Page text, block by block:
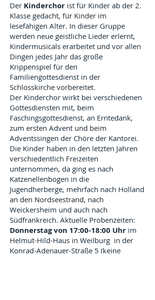
Der Kinderchor ist für Kinder ab der 2.
Klasse gedacht, für Kinder im
lesefähigen Alter. In dieser Gruppe
werden neue geistliche Lieder erlernt,
Kindermusicals erarbeitet und vor allen
Dingen jedes Jahr das große
Krippenspiel für den
Familiengottesdienst in der
Schlosskirche vorbereitet.
Der Kinderchor wirkt bei verschiedenen
Gottesdiensten mit, beim
Faschingsgottesdienst, an Erntedank,
zum ersten Advent und beim
Adventssingen der Chöre der Kantorei.
Die Kinder haben in den letzten Jahren
verschiedentlich Freizeiten
unternommen, da ging es nach
Katzenellenbogen in die
Jugendherberge, mehrfach nach Holland
an den Nordseestrand, nach
Weickersheim und auch nach
Südfrankreich. Aktuelle Probenzeiten:
Donnerstag von 17:00-18:00 Uhr im
Helmut-Hild-Haus in Weilburg in der
Konrad-Adenauer-Straße 5 (keine